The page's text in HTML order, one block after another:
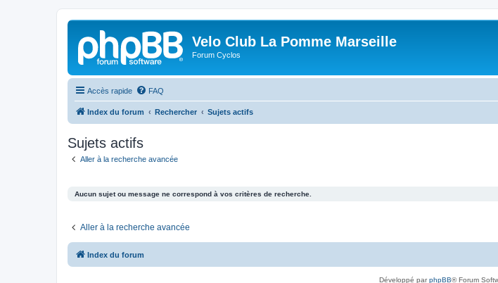
Velo Club La Pomme Marseille
Forum Cyclos
Accès rapide FAQ
Index du forum Rechercher Sujets actifs
Sujets actifs
Aller à la recherche avancée
Aucun sujet ou message ne correspond à vos critères de recherche.
Aller à la recherche avancée
Index du forum
Développé parphpBB® Forum